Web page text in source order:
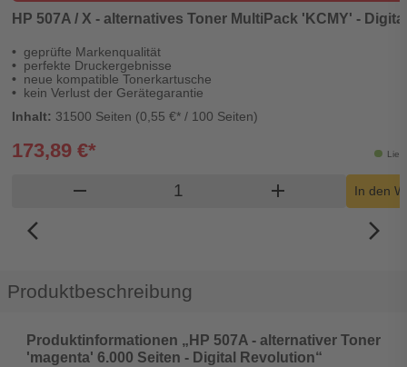
HP 507A / X - alternatives Toner MultiPack 'KCMY' -
geprüfte Markenqualität
perfekte Druckergebnisse
neue kompatible Tonerkartusche
kein Verlust der Gerätegarantie
Inhalt: 31500 Seiten (0,55 €* / 100 Seiten)
173,89 €*
remove Produkt Warenkorb Menge
add In den
arrow_back_ios_new arrow_forward_ios
Produktbeschreibung
Produktinformationen „HP 507A - alternativer Toner
'magenta' 6.000 Seiten - Digital Revolution“